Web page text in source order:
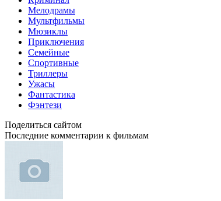
Мелодрамы
Мультфильмы
Мюзиклы
Приключения
Семейные
Спортивные
Триллеры
Ужасы
Фантастика
Фэнтези
Поделиться сайтом
Последние комментарии к фильмам